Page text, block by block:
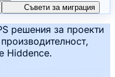
Съвети за миграция
решения за проекти
Hiddence.